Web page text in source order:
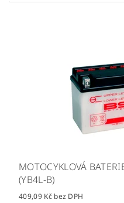
MOTOCYKLOVÁ
(YB4L-B)
409,09 Kč bez DPH